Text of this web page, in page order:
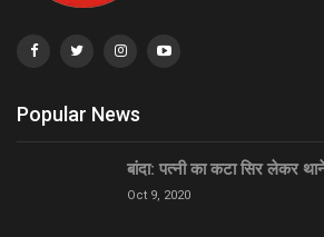
Popular News
बांदा: पत्नी का कटा सिर लेकर
Oct 9, 2020